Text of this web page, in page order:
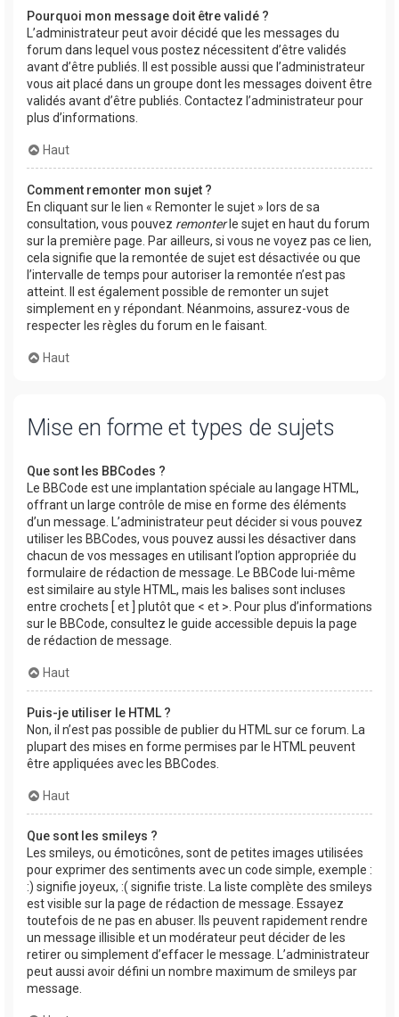
Pourquoi mon message doit être validé ?
L’administrateur peut avoir décidé que les messages du
forum dans lequel vous postez nécessitent d’être validés
avant d’être publiés. Il est possible aussi que l’administrateur
vous ait placé dans un groupe dont les messages doivent être
validés avant d’être publiés. Contactez l’administrateur pour
plus d’informations.
Haut
Comment remonter mon sujet ?
En cliquant sur le lien « Remonter le sujet » lors de sa
consultation, vous pouvez remonterle sujet en haut du forum
sur la première page. Par ailleurs, si vous ne voyez pas ce lien,
cela signifie que la remontée de sujet est désactivée ou que
l’intervalle de temps pour autoriser la remontée n’est pas
atteint. Il est également possible de remonter un sujet
simplement en y répondant. Néanmoins, assurez-vous de
respecter les règles du forum en le faisant.
Haut
Mise en forme et types de sujets
Que sont les BBCodes ?
Le BBCode est une implantation spéciale au langage HTML,
offrant un large contrôle de mise en forme des éléments
d’un message. L’administrateur peut décider si vous pouvez
utiliser les BBCodes, vous pouvez aussi les désactiver dans
chacun de vos messages en utilisant l’option appropriée du
formulaire de rédaction de message. Le BBCode lui-même
est similaire au style HTML, mais les balises sont incluses
entre crochets [ et ] plutôt que < et >. Pour plus d’informations
sur le BBCode, consultez le guide accessible depuis la page
de rédaction de message.
Haut
Puis-je utiliser le HTML ?
Non, il n’est pas possible de publier du HTML sur ce forum. La
plupart des mises en forme permises par le HTML peuvent
être appliquées avec les BBCodes.
Haut
Que sont les smileys ?
Les smileys, ou émoticônes, sont de petites images utilisées
pour exprimer des sentiments avec un code simple, exemple :
:) signifie joyeux, :( signifie triste. La liste complète des smileys
est visible sur la page de rédaction de message. Essayez
toutefois de ne pas en abuser. Ils peuvent rapidement rendre
un message illisible et un modérateur peut décider de les
retirer ou simplement d’effacer le message. L’administrateur
peut aussi avoir défini un nombre maximum de smileys par
message.